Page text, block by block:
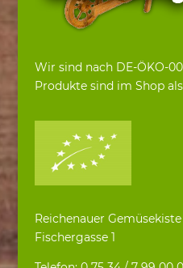
Wir sind nach DE-ÖKO-
Produkte sind im Shop
Reichenauer Gemüsekiste
Fischergasse 1